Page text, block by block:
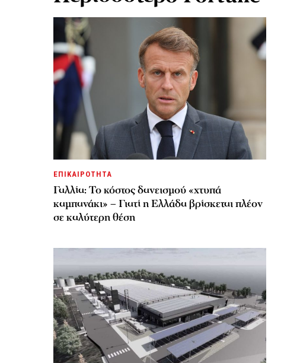
ΕΠΙΚΑΙΡΟΤΗΤΑ
Γαλλία: Το κόστος δανεισμού «χτυπά
καμπανάκι» – Γιατί η Ελλάδα βρίσκεται πλέον
σε καλύτερη θέση